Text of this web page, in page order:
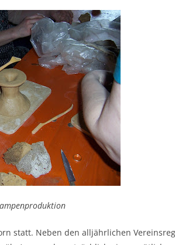
statt. Neben den alljährlichen